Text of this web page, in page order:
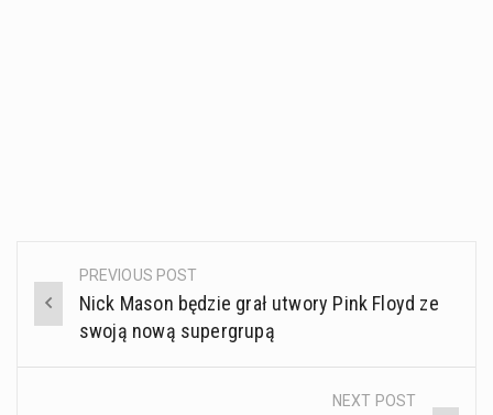
Post
navigation
PREVIOUS POST
Nick Mason będzie grał utwory Pink Floyd ze
swoją nową supergrupą
NEXT POST